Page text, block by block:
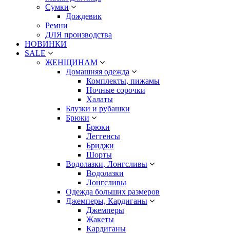
Сумки
Дождевик
Ремни
ДЛЯ производства
НОВИНКИ
SALE
ЖЕНЩИНАМ
Домашняя одежда
Комплекты, пижамы
Ночные сорочки
Халаты
Блузки и рубашки
Брюки
Брюки
Леггенсы
Бриджи
Шорты
Водолазки, Лонгсливы
Водолазки
Лонгсливы
Одежда больших размеров
Джемперы, Кардиганы
Джемперы
Жакеты
Кардиганы